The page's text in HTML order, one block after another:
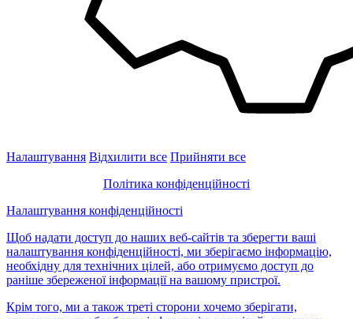
Налаштування Відхилити все Прийняти все
Політика конфіденційності
Налаштування конфіденційності
Щоб надати доступ до наших веб-сайтів та зберегти ваші
налаштування конфіденційності, ми зберігаємо інформацію,
необхідну для технічних цілей, або отримуємо доступ до
раніше збереженої інформації на вашому пристрої.
Крім того, ми а також треті сторони хочемо зберігати,